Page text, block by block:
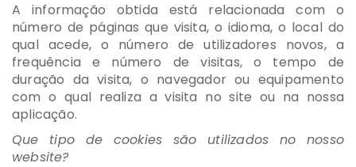
A informação obtida está relacionada com o
número de páginas que visita, o idioma, o local do
qual acede, o número de utilizadores novos, a
frequência e número de visitas, o tempo de
duração da visita, o navegador ou equipamento
com o qual realiza a visita no site ou na nossa
aplicação.
Que tipo de cookies são utilizados no nosso
website?